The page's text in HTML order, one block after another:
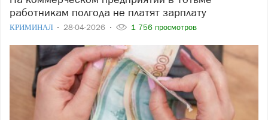
работникам полгода не платят зарплату
КРИМИНАЛ 28-04-2026 1 756 просмотров